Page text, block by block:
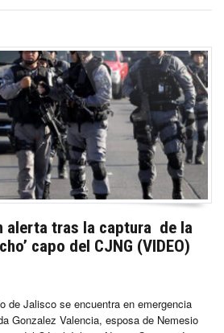
alerta tras la captura de la
capo del CJNG (VIDEO)
de Jalisco se encuentra en emergencia
Gonzalez Valencia, esposa de Nemesio